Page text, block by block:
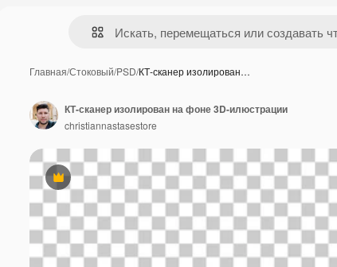
Главная/Стоковый/PSD/КТ-сканер изолирован…
Премиум
КТ-сканер изолирован на фоне 3D-илюстрации
christiannastasestore